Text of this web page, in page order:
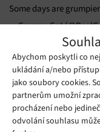
Abychom poskytli co
ukládání a/nebo
jako soubory cookies.
partnerům umožní
procházení nebo
odvolání souhlasu
Some days are
— Grumpy Cat
Mohlo